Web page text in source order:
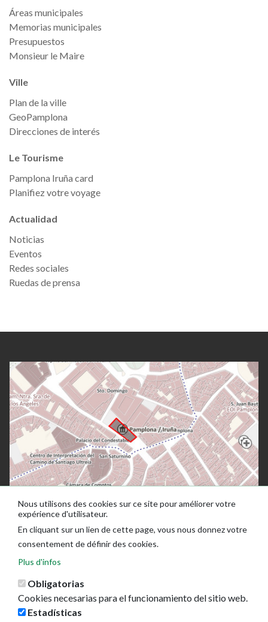
Áreas municipales
Memorias municipales
Presupuestos
Monsieur le Maire
Ville
Plan de la ville
GeoPamplona
Direcciones de interés
Le Tourisme
Pamplona Iruña card
Planifiez votre voyage
Actualidad
Noticias
Eventos
Redes sociales
Ruedas de prensa
Nous utilisons des cookies sur ce site pour améliorer votre
expérience d'utilisateur.
En cliquant sur un lien de cette page, vous nous donnez votre
consentement de définir des cookies.
Plus d'infos
Obligatorias
Cookies necesarias para el funcionamiento del sitio web.
Estadísticas